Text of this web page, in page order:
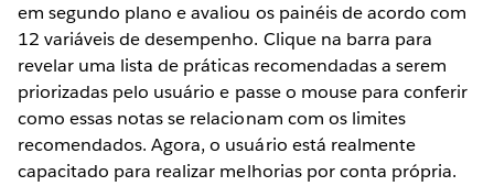
em segundo plano e avaliou os painéis de acordo com
12 variáveis de desempenho. Clique na barra para
revelar uma lista de práticas recomendadas a serem
priorizadas pelo usuário e passe o mouse para conferir
como essas notas se relacionam com os limites
recomendados. Agora, o usuário está realmente
capacitado para realizar melhorias por conta própria.